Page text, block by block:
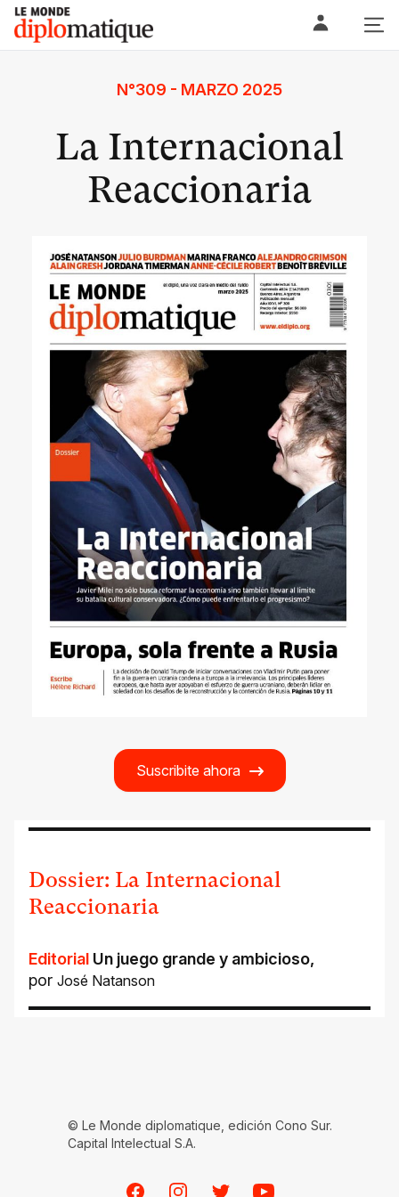
Skip
content
Le monde diplomatique
N°309 - MARZO 2025
La Internacional
Reaccionaria
Suscribite ahora
Dossier: La Internacional
Reaccionaria
Editorial Un juego grande y ambicioso,
por José Natanson
© Le Monde diplomatique, edición Cono Sur.
Capital Intelectual S.A.
FacebookInstagramTwitterYoutube